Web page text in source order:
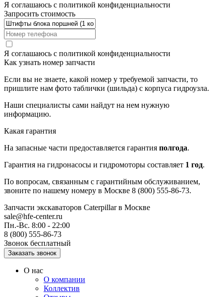
Я соглашаюсь с политикой конфиденциальности
Запросить стоимость
Я соглашаюсь с политикой конфиденциальности
Как узнать номер запчасти
Если вы не знаете, какой номер у требуемой запчасти, то
пришлите нам фото таблички (шильда) с корпуса гидроузла.
Наши специалисты сами найдут на нем нужную
информацию.
Какая гарантия
На запасные части предоставляется гарантия полгода.
Гарантия на гидронасосы и гидромоторы составляет 1 год.
По вопросам, связанным с гарантийным обслуживанием,
звоните по нашему номеру в Москве 8 (800) 555-86-73.
Запчасти экскаваторов Caterpillarв Москве
sale@hfe-center.ru
Пн.-Вс. 8:00 - 22:00
8 (800) 555-86-73
Звонок бесплатный
О нас
О компании
Коллектив